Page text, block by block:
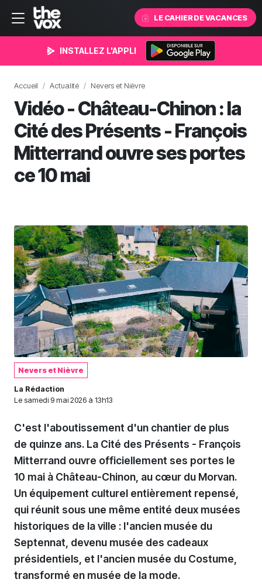
LE CAHIER DE VACANCES
INSTALLEZ L'APPLI
Accueil Actualité Nevers et Nièvre
Vidéo - Château-Chinon : la
Cité des Présents - François
Mitterrand ouvre ses portes
ce 10 mai
Nevers et Nièvre
La Rédaction
Le samedi 9 mai 2026 à 13h13
C'est l'aboutissement d'un chantier de plus
de quinze ans. La Cité des Présents - François
Mitterrand ouvre officiellement ses portes le
10 mai à Château-Chinon, au cœur du Morvan.
Un équipement culturel entièrement repensé,
qui réunit sous une même entité deux musées
historiques de la ville : l'ancien musée du
Septennat, devenu musée des cadeaux
présidentiels, et l'ancien musée du Costume,
transformé en musée de la mode.